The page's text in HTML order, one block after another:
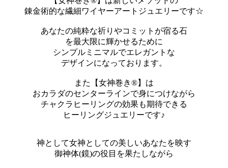
錬金術的な繊細ワイヤーアートジュエリーです☆
あなたの純粋な祈りやコミットが宿る石
を最大限に輝かせるために
シンプルミニマルでエレガントな
デザインになっております。
また【女神巻き®】は
おカラダのセンターラインで身につけながら
チャクラヒーリングの効果も期待できる
ヒーリングジュエリーです♪
神として女神としての美しいあなたを映す
御神体(鏡)の役目を果たしながら